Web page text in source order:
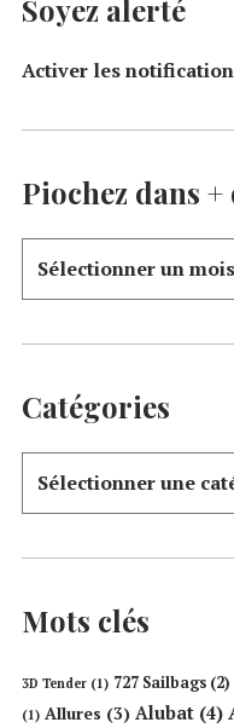
Soyez alerté
Activer les
Piochez dans
Catégories
Mots clés
3D Tender (1) 727 Sailbags (2)
(1) Allures (3) Alubat (4)